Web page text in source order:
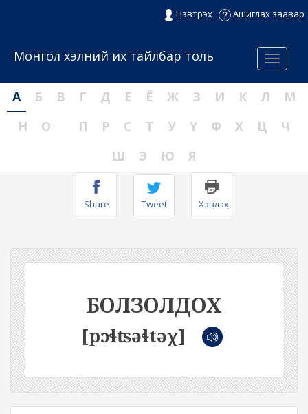
Нэвтрэх Ашиглах заавар
Menu
Монгол хэлний их тайлбар толь
А Б В Г Д Е Ё Ж З И К Л
М
Н
О П Р С Т У Ү Ф Х Ц
Ч
Ш
Э Ю Я
Share Tweet Хэвлэх
БОЛЗОЛДОХ
[pɔɬʦəɬtəχ]